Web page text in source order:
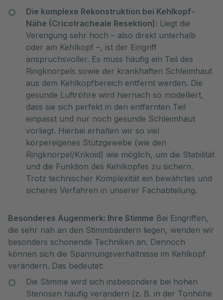
Die komplexe Rekonstruktion bei Kehlkopf-
Nähe (Cricotracheale Resektion): Liegt die
Verengung sehr hoch – also direkt unterhalb
oder am Kehlkopf –, ist der Eingriff
anspruchsvoller. Es muss häufig ein Teil des
Ringknorpels sowie der krankhaften Schleimhaut
aus dem Kehlkopfbereich entfernt werden. Die
gesunde Luftröhre wird hiernach so modelliert,
dass sie sich perfekt in den entfernten Teil
einpasst und nur noch gesunde Schleimhaut
vorliegt. Hierbei erhalten wir so viel
körpereigenes Stützgewebe (wie den
Ringknorpel/Krikoid) wie möglich, um die Stabilität
und die Funktion des Kehlkopfes zu sichern.
Trotz technischer Komplexität ein bewährtes und
sicheres Verfahren in unserer Fachabteilung.
Besonderes Augenmerk: Ihre Stimme Bei Eingriffen,
die sehr nah an den Stimmbändern liegen, wenden wir
besonders schonende Techniken an. Dennoch
können sich die Spannungsverhältnisse im Kehlkopf
verändern. Das bedeutet:
Die Stimme wird sich insbesondere bei hohen
Stenosen häufig verändern (z. B. in der Tonhöhe